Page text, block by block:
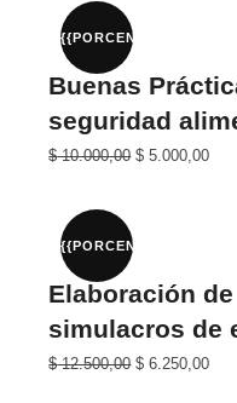
era:
$ 25.000,00.$ 12.500,00.
{{PORCENTAJE}}%
Buenas
seguridad
El
era:
$ 20.000,00.
$10.000,00El
$ 10.000,00.
$ 5.000,00
{{PORCENTAJE}}%
Elaboración
simulacros de
El
$12.500,00El
$ 6.250,00